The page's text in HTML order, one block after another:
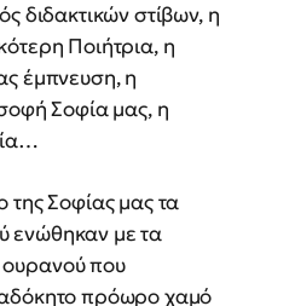
διδακτικών στίβων, η
Ποιήτρια, η
έμπνευση, η
Σοφία μας, η
Σοφίας μας τα
ενώθηκαν με τα
που
πρόωρο χαμό